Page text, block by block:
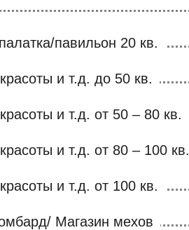
павильон 20 кв.
и т.д. до 50 кв.
и т.д. от 50 – 80 кв.
и т.д. от 80 – 100 кв.
и т.д. от 100 кв.
Магазин мехов